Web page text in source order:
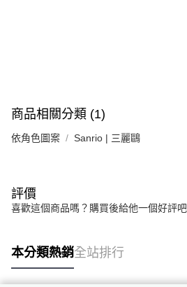
商品相關分類 (1)
依角色圖案 Sanrio | 三麗鷗
評價
喜歡這個商品嗎？購買後給他一個好評吧
本分類熱銷全站排行